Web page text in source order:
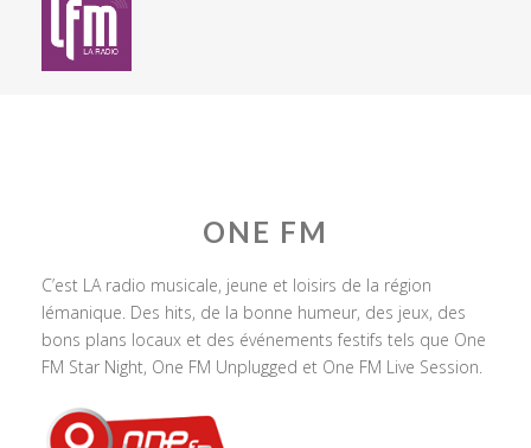
ONE FM
C’est LA radio musicale, jeune et loisirs de la région
lémanique. Des hits, de la bonne humeur, des jeux, des
bons plans locaux et des événements festifs tels que One
FM Star Night, One FM Unplugged et One FM Live Session.